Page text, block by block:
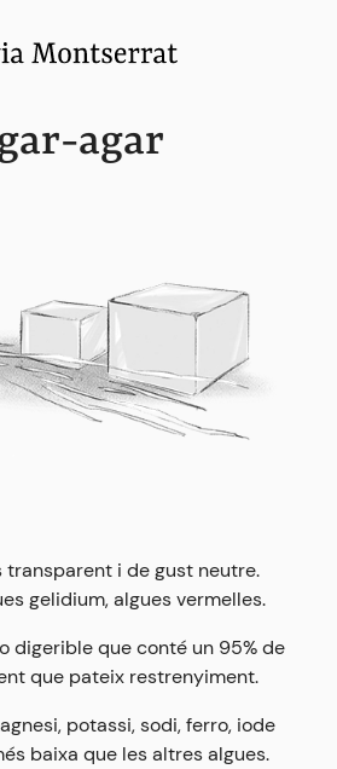
agar
transparent i de gust neutre.
gelidium, algues vermelles.
digerible que conté un 95% de
que pateix restrenyiment.
potassi, sodi, ferro, iode
baixa que les altres algues.